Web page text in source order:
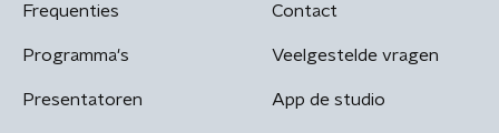
Frequenties
Programma's
Presentatoren
Contact
Veelgestelde vragen
App de studio